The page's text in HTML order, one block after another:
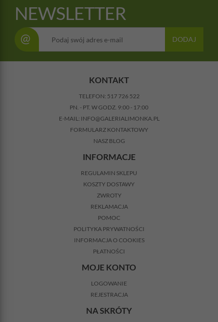
NEWSLETTER
@ DODAJ
KONTAKT
TELEFON: 517 726 522
PN. - PT. W GODZ. 9:00 - 17:00
E-MAIL: INFO@GALERIALIMONKA.PL
FORMULARZ KONTAKTOWY
NASZ BLOG
INFORMACJE
REGULAMIN SKLEPU
KOSZTY DOSTAWY
ZWROTY
REKLAMACJA
POMOC
POLITYKA PRYWATNOŚCI
INFORMACJA O COOKIES
PŁATNOŚCI
MOJE KONTO
LOGOWANIE
REJESTRACJA
NA SKRÓTY